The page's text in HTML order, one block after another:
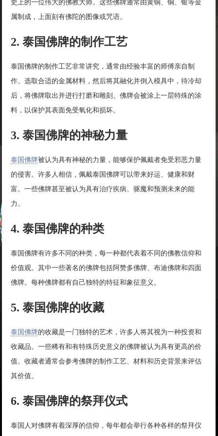
史上的一位伟大的佛教大师。这些佛牌通常由黄铜、铜、银等金
属制成，上面刻有佛陀的图像或咒语。
2. 泰国佛牌的制作工艺
泰国佛牌的制作工艺非常讲究，通常由经验丰富的师傅亲自制
作。选取合适的金属材料，然后将其融化并倒入模具中，待冷却
后，将佛牌取出并进行打磨和雕刻。佛牌会被涂上一层特殊的涂
料，以保护其表面免受氧化和损坏。
3. 泰国佛牌的神秘力量
泰国佛牌被认为具有神秘的力量，能够保护佩戴者免受邪恶力量
的侵害。许多人相信，佩戴泰国佛牌可以带来好运、健康和财
富。一些佛牌甚至被认为具有治疗疾病、驱魔和预测未来的能
力。
4. 泰国佛牌的种类
泰国佛牌有许多不同的种类，每一种都代表着不同的佛教信仰和
价值观。其中一些著名的佛牌包括阿赞多佛牌、布迪佛牌和四面
佛牌。每种佛牌都有自己独特的特征和象征意义。
5. 泰国佛牌的收藏
泰国佛牌的收藏是一门独特的艺术，许多人将其视为一种投资和
收藏品。一些稀有和有特殊历史意义的佛牌被认为具有更高的价
值。收藏者通常会参考佛牌的制作工艺、材料和历史背景来评估
其价值。
6. 泰国佛牌的祭拜仪式
泰国人对佛牌有着深厚的信仰，每年都会举行各种各样的祭拜仪